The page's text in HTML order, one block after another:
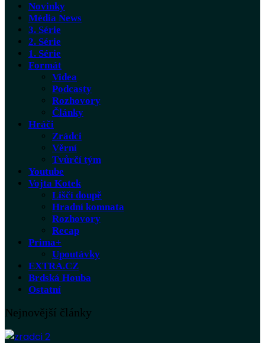
Novinky
Média News
3. Série
2. Série
1. Série
Formát
Videa
Podcasty
Rozhovory
Články
Hráči
Zrádci
Věrní
Tvůrčí tým
Youtube
Vojta Kotek
Liščí doupě
Hradní komnata
Rozhovory
Recap
Prima+
Upoutávky
EXTRA.CZ
Brdská Houba
Ostatní
Nejnovější články